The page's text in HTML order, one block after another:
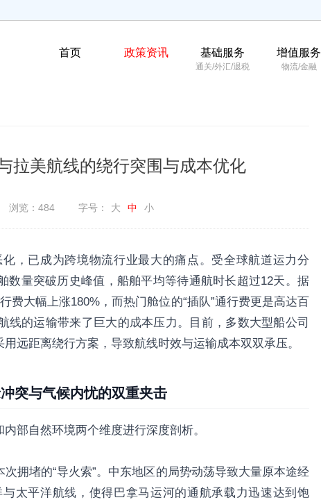
首页 政策资讯 基础服务
通关/外汇/退税
增值服务
物流/金融
拉美航线的绕行突围与成本优化
浏览：484 字号： 大 中 小
，已成为跨境物流行业最大的痛点。受全球航道运力分
数量突破历史峰值，船舶平均等待通航时长超过12天。据
费大幅上涨180%，而热门舱位的“插队”通行费更是高达百
的运输带来了巨大的成本压力。目前，多数大型船公司
远距离绕行方案，导致航线时效与运输成本双双承压。
突与气候内忧的双重夹击
部自然环境两个维度进行深度剖析。
拥堵的“导火索”。中东地区的局势动荡导致大量原本途经
太平洋航线，使得巴拿马运河的通航承载力迅速达到饱